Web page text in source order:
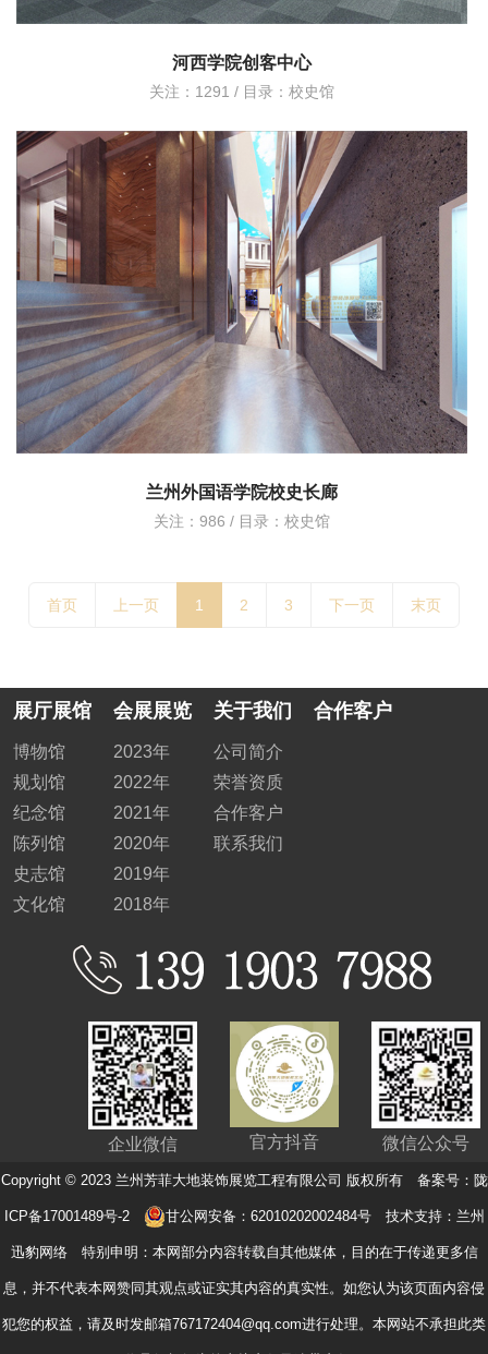
河西学院创客中心
关注：1291 / 目录： 校史馆
兰州外国语学院校史长廊
关注：986 / 目录： 校史馆
首页 上一页 1 2 3 下一页 末页
展厅展馆
博物馆
规划馆
纪念馆
陈列馆
史志馆
文化馆
会展展览
2023年
2022年
2021年
2020年
2019年
2018年
关于我们
公司简介
荣誉资质
合作客户
联系我们
合作客户
企业微信 官方抖音 微信公众号
Copyright © 2023 兰州芳菲大地装饰展览工程有限公司 版权所有 备案号： 陇
ICP备17001489号-2 甘公网安备：62010202002484号技术支持： 兰州
迅豹网络特别申明：本网部分内容转载自其他媒体，目的在于传递更多信
息，并不代表本网赞同其观点或证实其内容的真实性。如您认为该页面内容侵
犯您的权益，请及时发邮箱767172404@qq.com进行处理。本网站不承担此类